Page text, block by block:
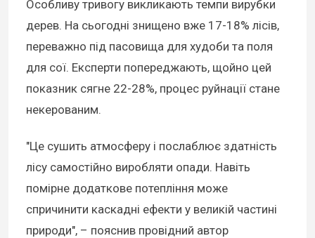
Особливу тривогу викликають темпи вирубки
дерев. На сьогодні знищено вже 17-18% лісів,
переважно під пасовища для худоби та поля
для сої. Експерти попереджають, щойно цей
показник сягне 22-28%, процес руйнації стане
некерованим.
"Це сушить атмосферу і послаблює здатність
лісу самостійно виробляти опади. Навіть
помірне додаткове потепління може
спричинити каскадні ефекти у великій частині
природи", – пояснив провідний автор